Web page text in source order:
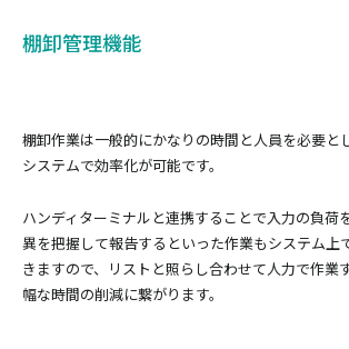
棚卸管理機能
棚卸作業は一般的にかなりの時間と人員を必要と
システムで効率化が可能です。
ハンディターミナルと連携することで入力の負荷
異を把握して報告するといった作業もシステム上
きますので、リストと照らし合わせて人力で作業
幅な時間の削減に繋がります。